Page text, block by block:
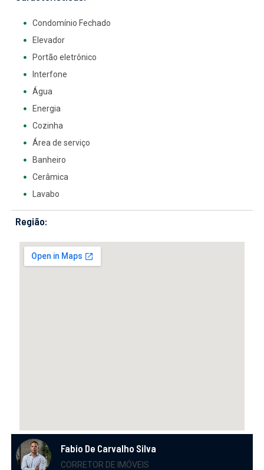
Condomínio Fechado
Elevador
Portão eletrônico
Interfone
Água
Energia
Cozinha
Área de serviço
Banheiro
Cerâmica
Lavabo
Região:
Fabio De Carvalho Silva
CORRETOR DE IMÓVEIS